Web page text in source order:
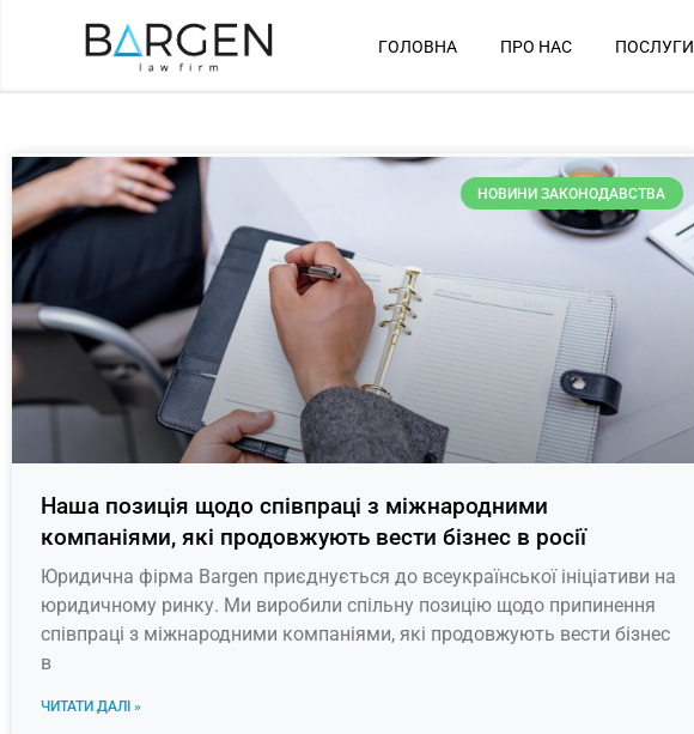
ГОЛОВНА ПРО НАС ПОСЛУГИ
НОВИНИ ЗАКОНОДАВСТВА
Наша позиція щодо співпраці з міжнародними
компаніями, які продовжують вести бізнес в росії
Юридична фірма Bargen приєднується до всеукраїнської ініціативи на
юридичному ринку. Ми виробили спільну позицію щодо припинення
співпраці з міжнародними компаніями, які продовжують вести бізнес
в
ЧИТАТИ ДАЛІ »